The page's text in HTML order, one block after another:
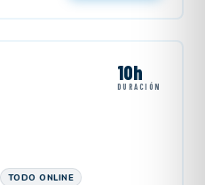
10h
DURACIÓN
TODO ONLINE